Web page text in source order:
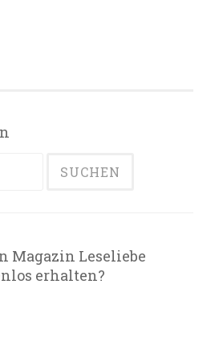
Magazin Leseliebe
erhalten?